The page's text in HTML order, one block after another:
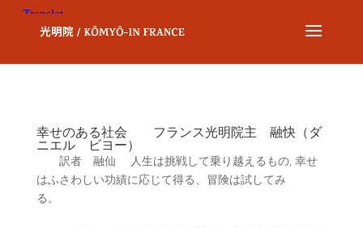
幸せのある社会 フランス光明院主 融快（ダ
ニエル ビヨー）
訳者 融仙 人生は挑戦して乗り越えるもの, 幸せ
はふさわしい功績に応じて得る、冒険は試してみ
る。